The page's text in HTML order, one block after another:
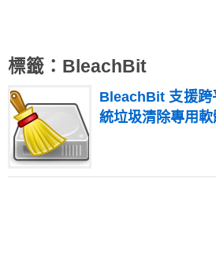
標籤：BleachBit
BleachBit 支援跨
統垃圾清除專用